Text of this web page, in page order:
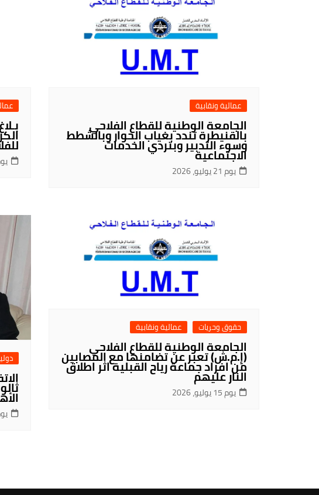
عمالية ونقابية
الجامعة الوطنية للقطاع الفلاحي
بالقنيطرة تندد بغياب الحوار وبالشطط
وسوء التدبير وبتردي الخدمات
الاجتماعية
يوم 21 يوليو، 2026
يوم 17
حقوق وحريات عمالية ونقابية
الجامعة الوطنية للقطاع الفلاحي
(إ.م.ش) تعبر عن تضامنها مع المصابين
من افراد جماعة رياح القبلية اثر اطلاق
النار عليهم
يوم 15 يوليو، 2026
يوم 09